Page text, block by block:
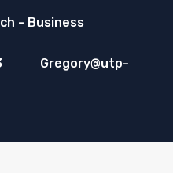
- Business
Gregory@utp-